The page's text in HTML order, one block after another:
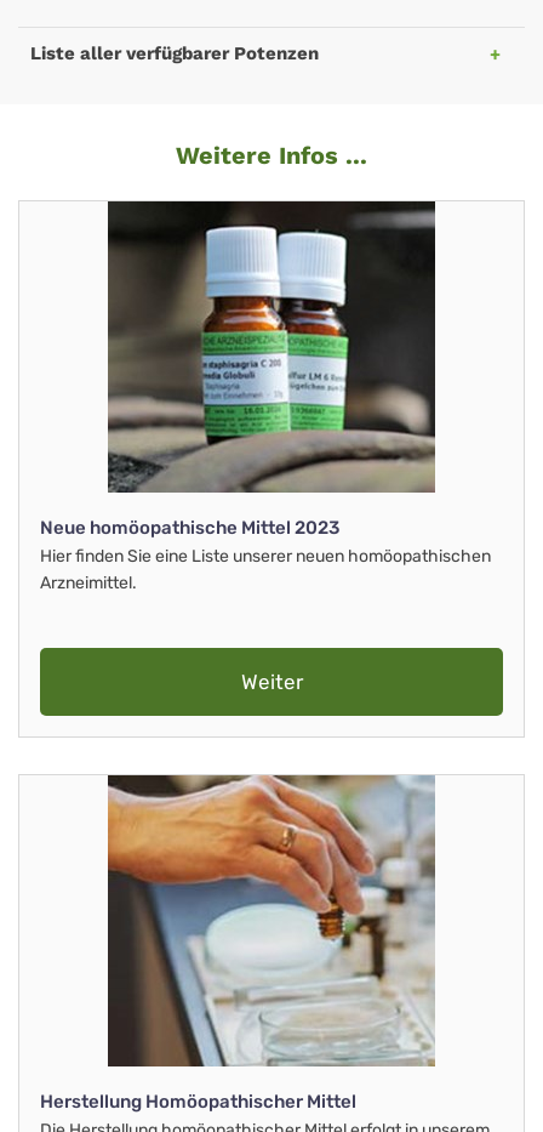
Liste aller verfügbarer Potenzen
Weitere Infos ...
Neue homöopathische Mittel 2023
Hier finden Sie eine Liste unserer neuen homöopathischen
Arzneimittel.
Weiter
Herstellung Homöopathischer Mittel